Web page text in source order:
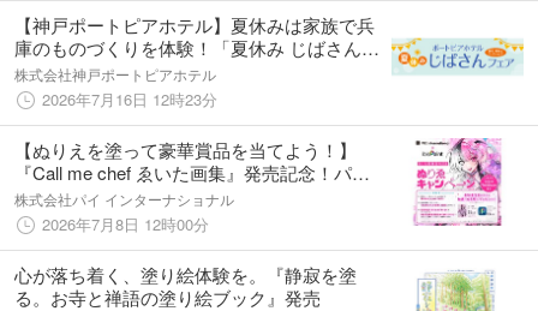
【神戸ポートピアホテル】夏休みは家族で兵
庫のものづくりを体験！「夏休み じばさんフ
ェア」8月11日（火・祝）～12日（水）開催
株式会社神戸ポートピアホテル
2026年7月16日 12時23分
【ぬりえを塗って豪華賞品を当てよう！】
『Call me chef ゑいた画集』発売記念！パイ
インターナショナル×ibisPaint SNSコラボキ
ャンペーン開催
株式会社パイ インターナショナル
2026年7月8日 12時00分
心が落ち着く、塗り絵体験を。『静寂を塗
る。お寺と禅語の塗り絵ブック』発売